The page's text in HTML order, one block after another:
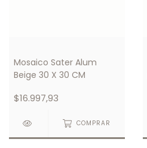
Mosaico Sater Alum
Beige 30 X 30 CM
$16.997,93
COMPRAR